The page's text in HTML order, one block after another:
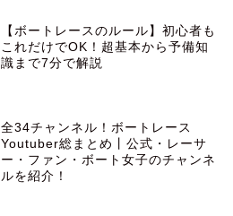
【ボートレースのルール】初心者も
これだけでOK！超基本から予備知
識まで7分で解説
全34チャンネル！ボートレース
Youtuber総まとめ丨公式・レーサ
ー・ファン・ボート女子のチャンネ
ルを紹介！